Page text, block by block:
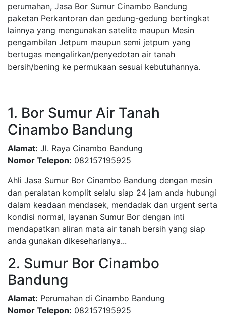
perumahan, Jasa Bor Sumur Cinambo Bandung
paketan Perkantoran dan gedung-gedung bertingkat
lainnya yang mengunakan satelite maupun Mesin
pengambilan Jetpum maupun semi jetpum yang
bertugas mengalirkan/penyedotan air tanah
bersih/bening ke permukaan sesuai kebutuhannya.
1. Bor Sumur Air Tanah
Cinambo Bandung
Alamat: Jl. Raya Cinambo Bandung
Nomor Telepon: 082157195925
Ahli Jasa Sumur Bor Cinambo Bandung dengan mesin
dan peralatan komplit selalu siap 24 jam anda hubungi
dalam keadaan mendasek, mendadak dan urgent serta
kondisi normal, layanan Sumur Bor dengan inti
mendapatkan aliran mata air tanah bersih yang siap
anda gunakan dikeseharianya...
2. Sumur Bor Cinambo
Bandung
Alamat: Perumahan di Cinambo Bandung
Nomor Telepon: 082157195925